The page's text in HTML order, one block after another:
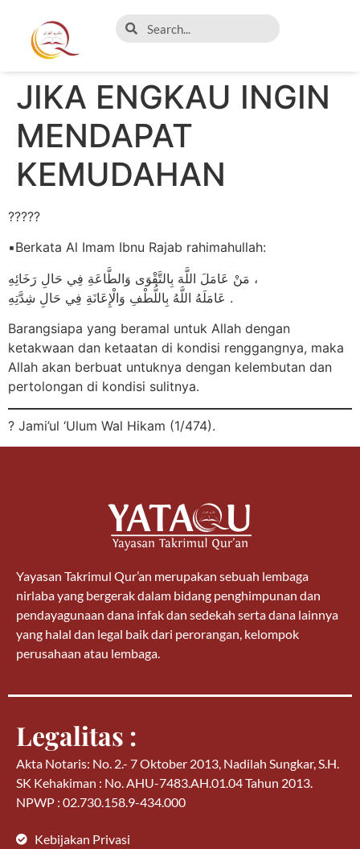
JIKA ENGKAU INGIN
MENDAPAT
KEMUDAHAN
?????
▪️Berkata Al Imam Ibnu Rajab rahimahullah:
مَنْ عَامَلَ اللَّهَ بِالتَّقْوَى وَالطَّاعَةِ فِي حَالِ رَخَائِهِ ،
عَامَلَهُ اللَّهُ بِاللُّطْفِ وَالْإِعَانَةِ فِي حَالِ شِدَّتِهِ .
Barangsiapa yang beramal untuk Allah dengan
ketakwaan dan ketaatan di kondisi renggangnya, maka
Allah akan berbuat untuknya dengan kelembutan dan
pertolongan di kondisi sulitnya.
? Jami’ul ‘Ulum Wal Hikam (1/474).
Yayasan Takrimul Qur’an merupakan sebuah lembaga
nirlaba yang bergerak dalam bidang penghimpunan dan
pendayagunaan dana infak dan sedekah serta dana lainnya
yang halal dan legal baik dari perorangan, kelompok
perusahaan atau lembaga.
Legalitas :
Akta Notaris: No. 2.- 7 Oktober 2013, Nadilah Sungkar, S.H.
SK Kehakiman : No. AHU-7483.AH.01.04 Tahun 2013.
NPWP : 02.730.158.9-434.000
Kebijakan Privasi